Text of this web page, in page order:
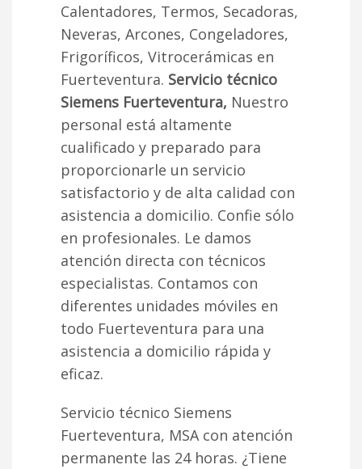
Calentadores, Termos, Secadoras,
Neveras, Arcones, Congeladores,
Frigoríficos, Vitrocerámicas en
Fuerteventura. Servicio técnico
Siemens Fuerteventura, Nuestro
personal está altamente
cualificado y preparado para
proporcionarle un servicio
satisfactorio y de alta calidad con
asistencia a domicilio. Confie sólo
en profesionales. Le damos
atención directa con técnicos
especialistas. Contamos con
diferentes unidades móviles en
todo Fuerteventura para una
asistencia a domicilio rápida y
eficaz.
Servicio técnico Siemens
Fuerteventura, MSA con atención
permanente las 24 horas. ¿Tiene